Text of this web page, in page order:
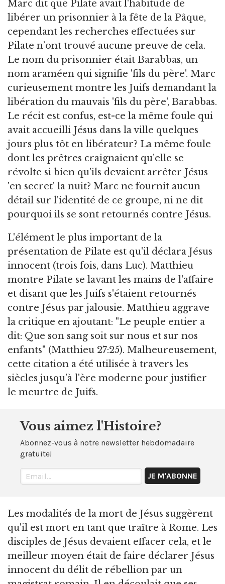
Marc dit que Pilate avait l'habitude de
libérer un prisonnier à la fête de la Pâque,
cependant les recherches effectuées sur
Pilate n’ont trouvé aucune preuve de cela.
Le nom du prisonnier était Barabbas, un
nom araméen qui signifie 'fils du père'. Marc
curieusement montre les Juifs demandant la
libération du mauvais 'fils du père', Barabbas.
Le récit est confus, est-ce la même foule qui
avait accueilli Jésus dans la ville quelques
jours plus tôt en libérateur? La même foule
dont les prêtres craignaient qu’elle se
révolte si bien qu'ils devaient arrêter Jésus
'en secret' la nuit? Marc ne fournit aucun
détail sur l'identité de ce groupe, ni ne dit
pourquoi ils se sont retournés contre Jésus.
L'élément le plus important de la
présentation de Pilate est qu'il déclara Jésus
innocent (trois fois, dans Luc). Matthieu
montre Pilate se lavant les mains de l'affaire
et disant que les Juifs s'étaient retournés
contre Jésus par jalousie. Matthieu aggrave
la critique en ajoutant: "Le peuple entier a
dit: Que son sang soit sur nous et sur nos
enfants" (Matthieu 27:25). Malheureusement,
cette citation a été utilisée à travers les
siècles jusqu’à l'ère moderne pour justifier
le meurtre de Juifs.
Vous aimez l'Histoire?
Abonnez-vous à notre newsletter hebdomadaire
gratuite!
Les modalités de la mort de Jésus suggèrent
qu'il est mort en tant que traître à Rome. Les
disciples de Jésus devaient effacer cela, et le
meilleur moyen était de faire déclarer Jésus
innocent du délit de rébellion par un